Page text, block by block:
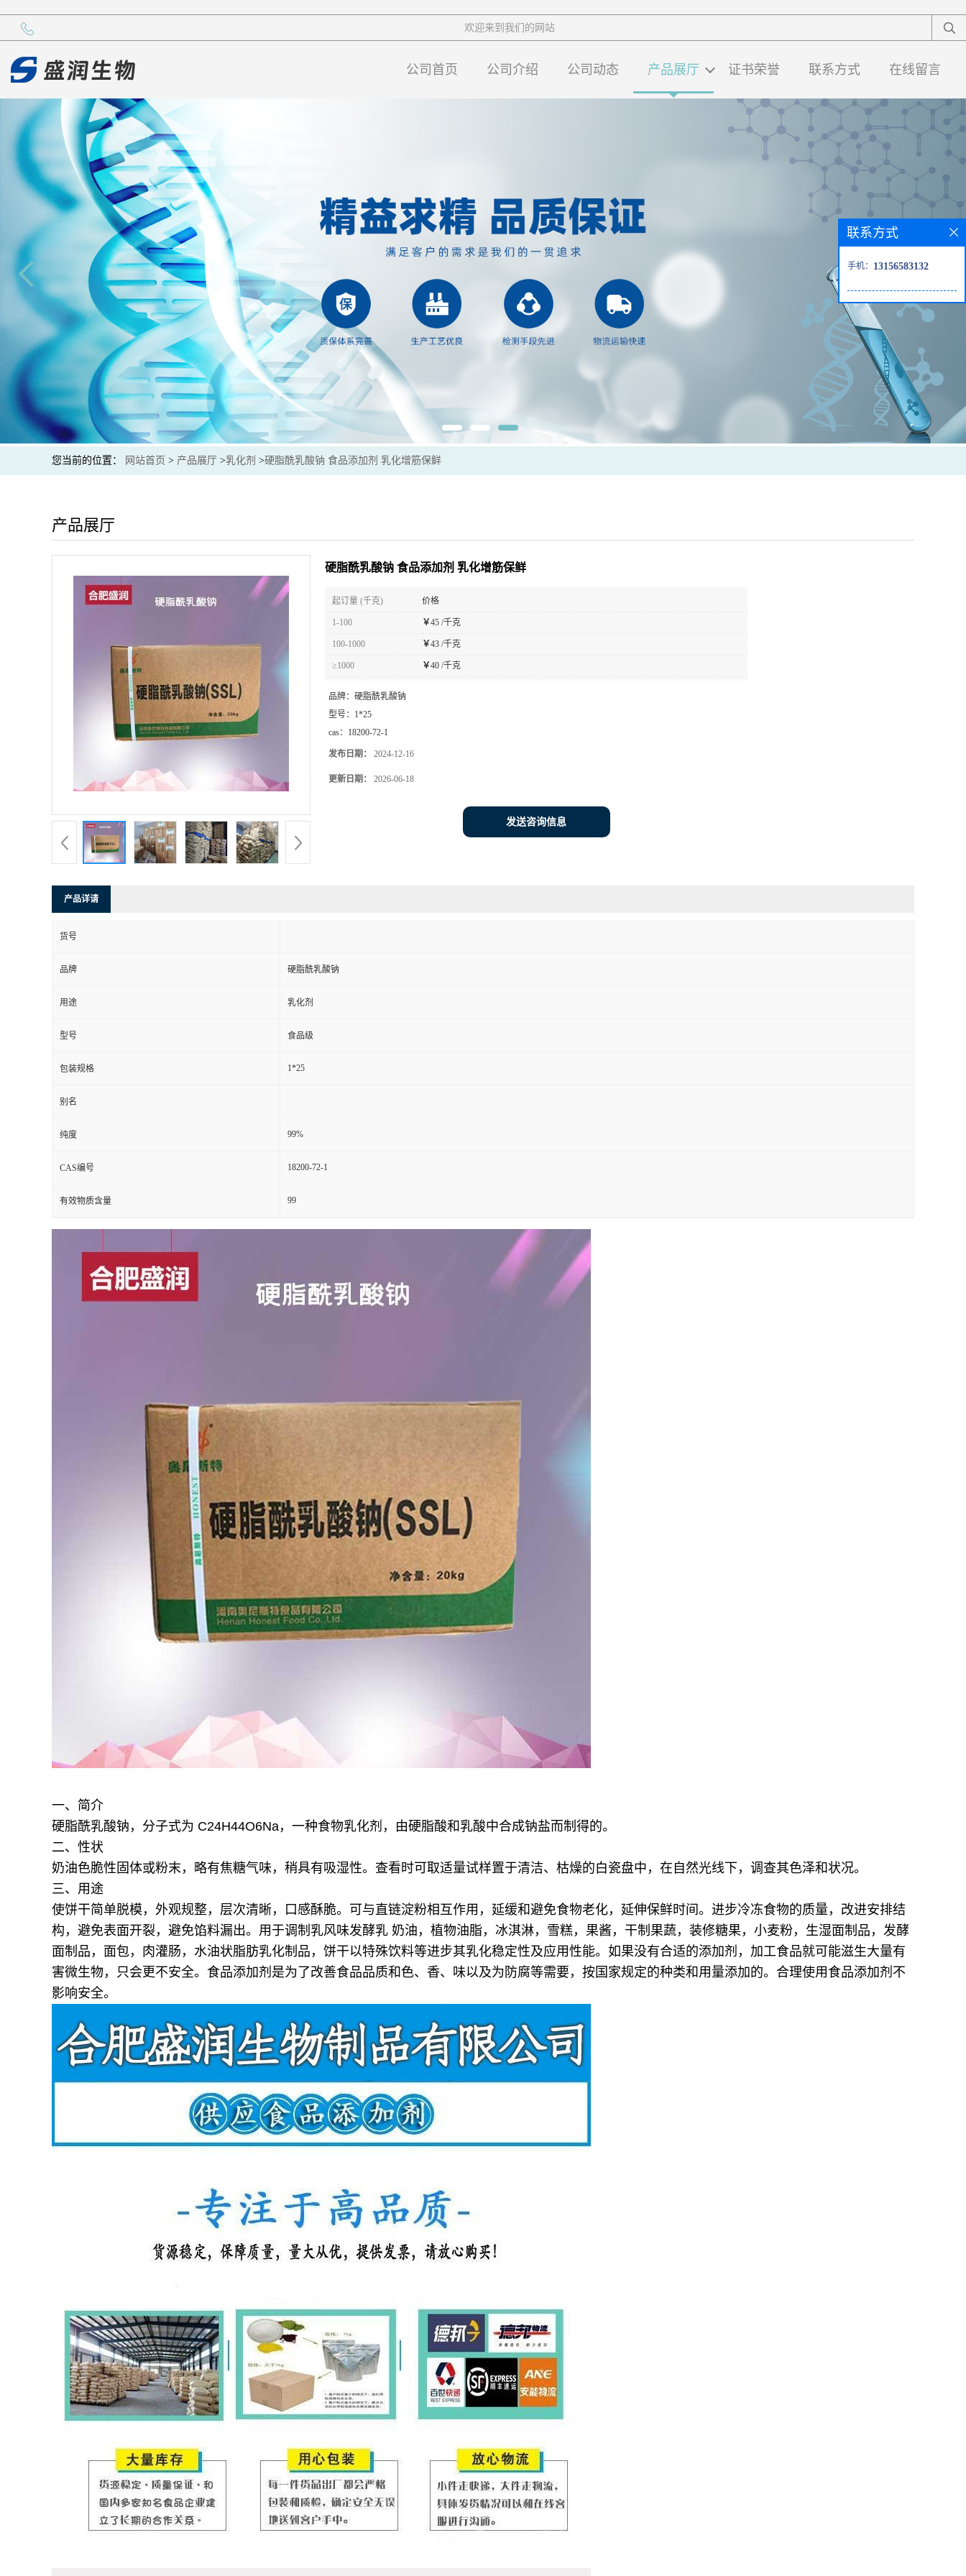
欢迎来到我们的网站
公司首页 公司介绍 公司动态 产品展厅 证书荣誉 联系方式 在线留言
您当前的位置： 网站首页 > 产品展厅 >乳化剂 >硬脂酰乳酸钠 食品添加剂 乳化增筋保鲜
产品展厅
硬脂酰乳酸钠 食品添加剂 乳化增筋保鲜
起订量 (千克) 价格
1-100 ￥45 /千克
100-1000 ￥43 /千克
≥1000 ￥40 /千克
品牌： 硬脂酰乳酸钠
型号： 1*25
cas： 18200-72-1
发布日期： 2024-12-16
更新日期： 2026-06-18
发送咨询信息
产品详请
货号
品牌 硬脂酰乳酸钠
用途 乳化剂
型号 食品级
包装规格 1*25
别名
纯度 99%
CAS编号 18200-72-1
有效物质含量 99
一、简介
硬脂酰乳酸钠，分子式为 C24H44O6Na，一种食物乳化剂，由硬脂酸和乳酸中合成钠盐而制得的。
二、性状
奶油色脆性固体或粉末，略有焦糖气味，稍具有吸湿性。查看时可取适量试样置于清洁、枯燥的白瓷盘中，在自然光线下，调查其色泽和状况。
三、用途
使饼干简单脱模，外观规整，层次清晰，口感酥脆。 可与直链淀粉相互作用，延缓和避免食物老化，延伸保鲜时间。 进步冷冻食物的质量，改进安排结
构，避免表面开裂，避免馅料漏出。 用于调制乳风味发酵乳 奶油，植物油脂，冰淇淋，雪糕，果酱，干制果蔬，装修糖果，小麦粉，生湿面制品，发酵
面制品，面包，肉灌肠，水油状脂肪乳化制品，饼干以特殊饮料等进步其乳化稳定性及应用性能。如果没有合适的添加剂，加工食品就可能滋生大量有
害微生物，只会更不安全。食品添加剂是为了改善食品品质和色、香、味以及为防腐等需要，按国家规定的种类和用量添加的。合理使用食品添加剂不
影响安全。
联系方式
手机： 13156583132